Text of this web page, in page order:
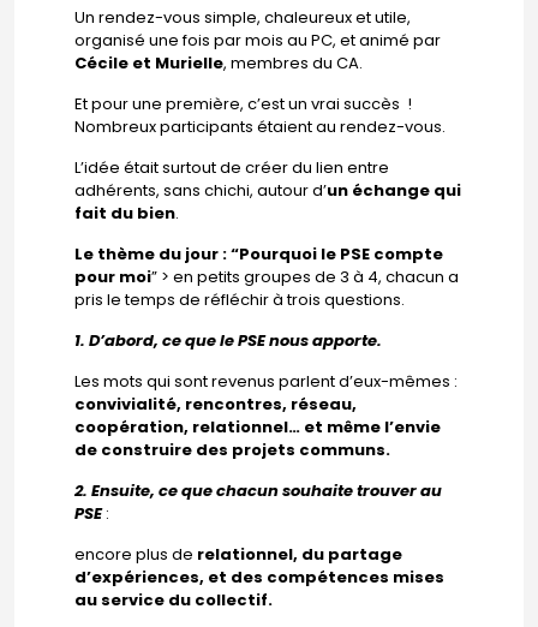
Un rendez-vous simple, chaleureux et utile,
organisé une fois par mois au PC, et animé par
Cécile et Murielle, membres du CA.
Et pour une première, c’est un vrai succès !
Nombreux participants étaient au rendez-vous.
L’idée était surtout de créer du lien entre
adhérents, sans chichi, autour d’un échange qui
fait du bien.
Le thème du jour : “Pourquoi le PSE compte
pour moi” > en petits groupes de 3 à 4, chacun a
pris le temps de réfléchir à trois questions.
1. D’abord, ce que le PSE nous apporte.
Les mots qui sont revenus parlent d’eux-mêmes :
convivialité, rencontres, réseau,
coopération, relationnel… et même l’envie
de construire des projets communs.
2. Ensuite, ce que chacun souhaite trouver au
PSE:
encore plus de relationnel, du partage
d’expériences, et des compétences mises
au service du collectif.